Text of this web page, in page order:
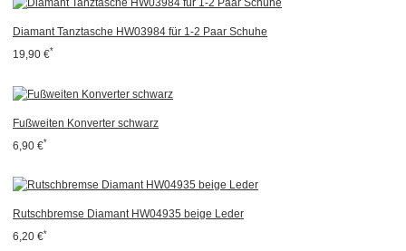
Diamant Tanztasche HW03984 für 1-2 Paar Schuhe
19,90 €*
Fußweiten Konverter schwarz
6,90 €*
Rutschbremse Diamant HW04935 beige Leder
6,20 €*